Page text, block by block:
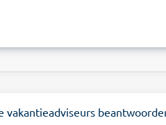
vakantieadviseurs